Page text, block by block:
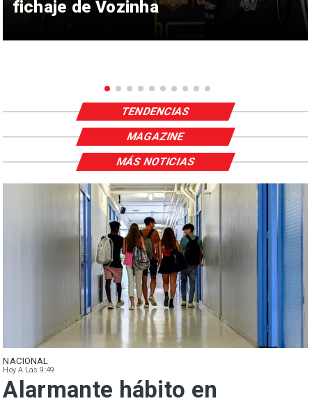
fichaje de Vozinha
TENDENCIAS
MAGAZINE
NACIONAL
Hoy A Las 9:49
Alarmante hábito en
MÁS NOTICIAS